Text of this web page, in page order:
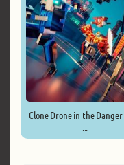
Clone Drone in the Danger